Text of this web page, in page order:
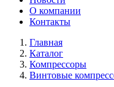
О компании
Контакты
Главная
Каталог
Компрессоры
Винтовые